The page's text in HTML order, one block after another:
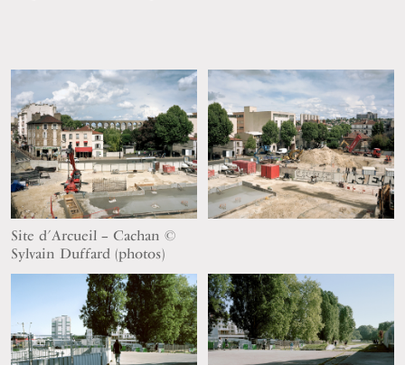
Site d’Arcueil – Cachan ©
Sylvain Duffard (photos)